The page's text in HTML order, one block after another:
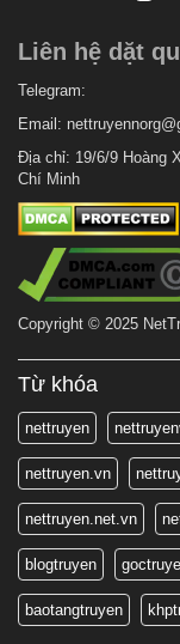
Liên hệ dặt
Telegram:
Email:
Địa chỉ: 19/6/9 Hoàng
Chí Minh
Copyright © 2025
Từ khóa
nettruyen
nettruyen.vn
nettruyen.net.vn
blogtruyen
baotangtruyen